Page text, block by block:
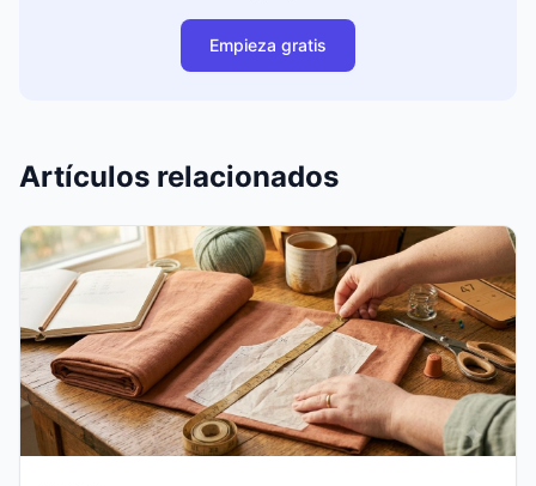
Empieza gratis
Artículos relacionados